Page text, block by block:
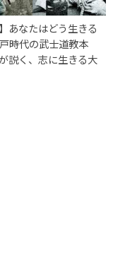
あなたはどう生きる
時代の武士道教本
説く、志に生きる大